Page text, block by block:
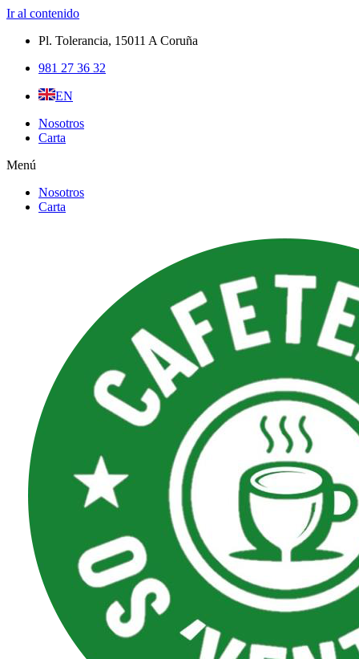
Ir al contenido
Pl. Tolerancia, 15011 A Coruña​
981 27 36 32
EN
Nosotros
Carta
Menú
Nosotros
Carta